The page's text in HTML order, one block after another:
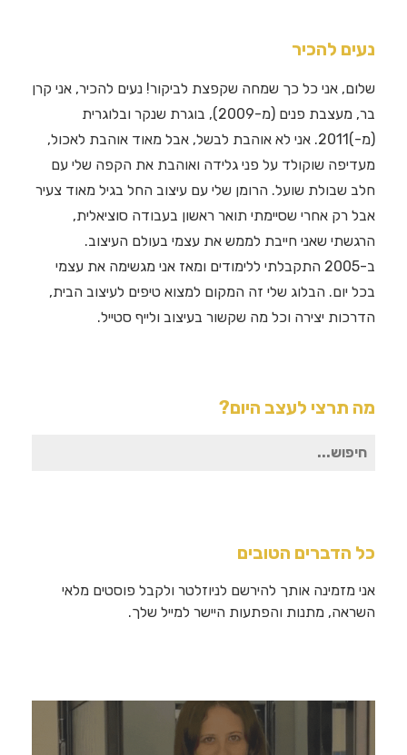
נעים להכיר
שלום, אני כל כך שמחה שקפצת לביקור! נעים להכיר, אני קרן
בר, מעצבת פנים (מ-2009), בוגרת שנקר ובלוגרית
(מ-)2011. אני לא אוהבת לבשל, אבל מאוד אוהבת לאכול,
מעדיפה שוקולד על פני גלידה ואוהבת את הקפה שלי עם
חלב שבולת שועל. הרומן שלי עם עיצוב החל בגיל מאוד צעיר
אבל רק אחרי שסיימתי תואר ראשון בעבודה סוציאלית,
הרגשתי שאני חייבת לממש את עצמי בעולם העיצוב.
ב-2005 התקבלתי ללימודים ומאז אני מגשימה את עצמי
בכל יום. הבלוג שלי זה המקום למצוא טיפים לעיצוב הבית,
הדרכות יצירה וכל מה שקשור בעיצוב ולייף סטייל.
מה תרצי לעצב היום?
חיפוש
כל הדברים הטובים
אני מזמינה אותך להירשם לניוזלטר ולקבל פוסטים מלאי
השראה, מתנות והפתעות היישר למייל שלך.